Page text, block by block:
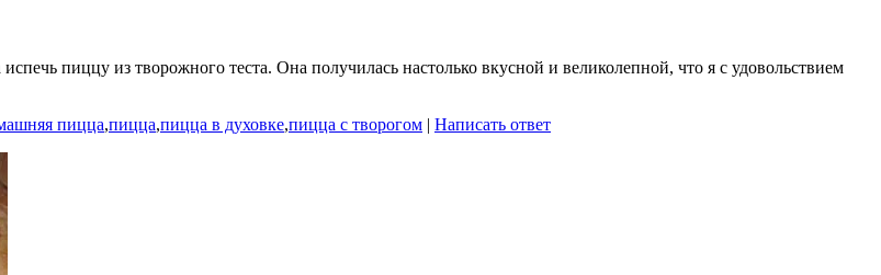
пиццу из творожного теста. Она получилась настолько вкусной и великолепной, что я с удовольствием
пицца,пицца,пицца в духовке,пицца с творогом | Написать ответ